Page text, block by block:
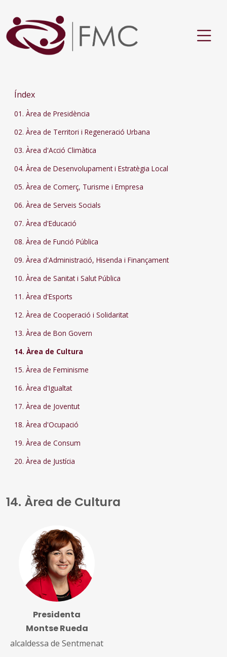
Índex
01. Àrea de Presidència
02. Àrea de Territori i Regeneració Urbana
03. Àrea d'Acció Climàtica
04. Àrea de Desenvolupament i Estratègia Local
05. Àrea de Comerç, Turisme i Empresa
06. Àrea de Serveis Socials
07. Àrea d'Educació
08. Àrea de Funció Pública
09. Àrea d'Administració, Hisenda i Finançament
10. Àrea de Sanitat i Salut Pública
11. Àrea d'Esports
12. Àrea de Cooperació i Solidaritat
13. Àrea de Bon Govern
14. Àrea de Cultura
15. Àrea de Feminisme
16. Àrea d'Igualtat
17. Àrea de Joventut
18. Àrea d'Ocupació
19. Àrea de Consum
20. Àrea de Justícia
14. Àrea de Cultura
Presidenta
Montse Rueda
alcaldessa de Sentmenat